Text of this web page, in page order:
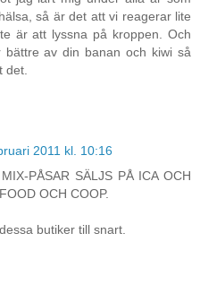
så är det att vi reagerar lite
är att lyssna på kroppen. Och
av din banan och kiwi så
det.
2011 kl. 10:16
PÅSAR SÄLJS PÅ ICA OCH
OCH COOP.
butiker till snart.